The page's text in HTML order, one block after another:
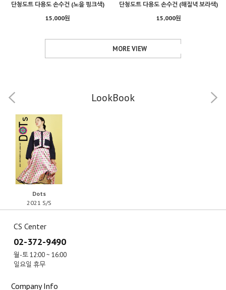
단청도트 다용도 손수건 (노을 핑크색)
15,000원
단청도트 다용도 손수건 (해질녁 보라색)
15,000원
MORE VIEW
LookBook
Dots
2021 S/S
CS Center
02-372-9490
월-토 12:00 ~ 16:00
일요일 휴무
Company Info